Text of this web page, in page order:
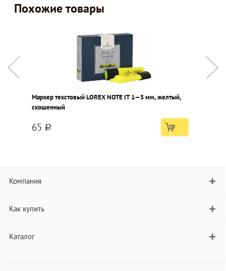
Похожие товары
Маркер текстовый LOREX NOTE IT 1—5 мм, желтый,
скошенный
65 a
Компания
Как купить
Каталог